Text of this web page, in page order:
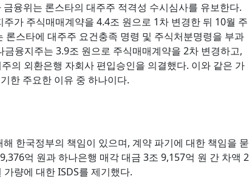
융위는 론스타의 대주주 적격성 수시심사를 유보한다.
가 주식매매계약을 4.4조 원으로 1차 변경한 뒤 10월 주
론스타에 대주주 요건충족 명령 및 주식처분명령을 부과
융지주는 3.9조 원으로 주식매매계약을 2차 변경하고,
의 외환은행 자회사 편입승인을 의결했다. 이와 같은 가
한 주요한 이유 중 하나이다.
한국정부의 책임이 있으며, 계약 파기에 대한 책임을 묻
억 원과 하나은행 매각 대금 3조 9,157억 원 간 차액 2
량에 대한 ISDS를 제기했다.